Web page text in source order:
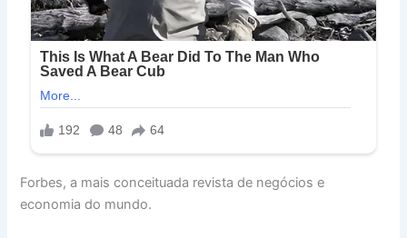
Forbes, a mais conceituada revista de negócios e
economia do mundo.